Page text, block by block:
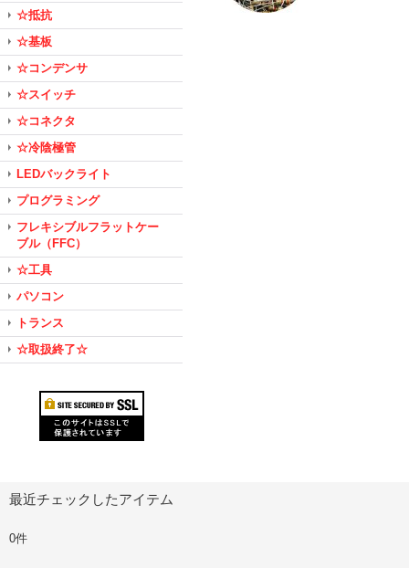
☆抵抗
☆基板
☆コンデンサ
☆スイッチ
☆コネクタ
☆冷陰極管
LEDバックライト
プログラミング
フレキシブルフラットケー
ブル（FFC）
☆工具
パソコン
トランス
☆取扱終了☆
最近チェックしたアイテム
0件